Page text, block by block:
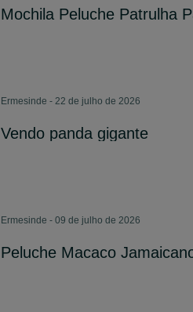
Mochila Peluche Patrulha
Ermesinde - 22 de julho de 2026
Vendo panda gigante
Ermesinde - 09 de julho de 2026
Peluche Macaco